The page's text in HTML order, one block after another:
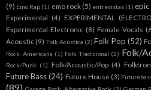
(9) Emo Rap (1) emo rock (5) entrevistas (1) epic
Experimental (4) EXPERIMENTAL
Experimental Electronic (8) Female Vocals
Acoustic (9) Folk Acústica (2) Folk Pop (52)
Rock. Americana (1) Folk Tradicional (2) Folk/
Rock/Punk (1) Folk/Acoustic/Pop (4)
Future Bass (24) Future House (3)
(89)